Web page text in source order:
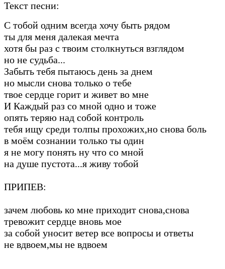
Текст песни:
С тобой одним всегда хочу быть рядом
ты для меня далекая мечта
хотя бы раз с твоим столкнуться взглядом
но не судьба...
Забыть тебя пытаюсь день за днем
но мысли снова только о тебе
твое сердце горит и живет во мне
И Каждый раз со мной одно и тоже
опять теряю над собой контроль
тебя ищу среди толпы прохожих,но снова боль
в моём сознании только ты один
я не могу понять ну что со мной
на душе пустота...я живу тобой
ПРИПЕВ:
зачем любовь ко мне приходит снова,снова
тревожит сердце вновь мое
за собой уносит ветер все вопросы и ответы
не вдвоем,мы не вдвоем